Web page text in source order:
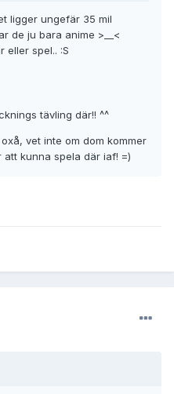
ligger ungefär 35 mil
de ju bara anime >__<
eller spel.. :S
tävling där!! ^^
vet inte om dom kommer
att kunna spela där iaf! =)